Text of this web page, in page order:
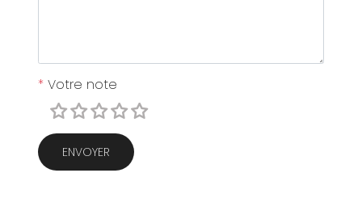
* Votre note
ENVOYER